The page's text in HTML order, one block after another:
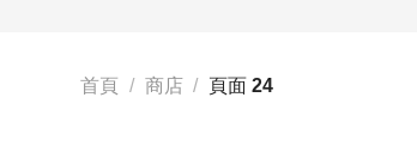
首頁 / 商店 / 頁面 24